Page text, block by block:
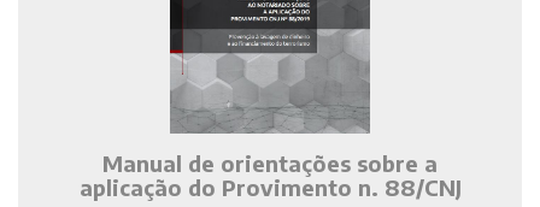
Manual de orientações sobre a
aplicação do Provimento n. 88/CNJ